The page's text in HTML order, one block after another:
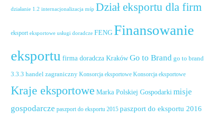
działanie 1.2 internacjonalizacja mśp Dział eksportu dla firm
eksport eksportowe usługi doradcze FENG Finansowanie
eksportu firma doradcza Kraków Go to Brand go to brand
3.3.3 handel zagraniczny Konsorcja eksportowe Konsorcja eksportowe
Kraje eksportowe Marka Polskiej Gospodarki misje
gospodarcze paszport do eksportu 2015 paszport do eksportu 2016